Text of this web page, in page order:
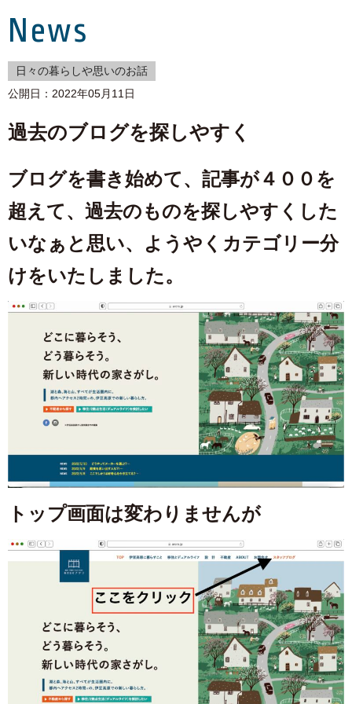
News
日々の暮らしや思いのお話
公開日：2022年05月11日
過去のブログを探しやすく
ブログを書き始めて、記事が４００を
超えて、過去のものを探しやすくした
いなぁと思い、ようやくカテゴリー分
けをいたしました。
トップ画面は変わりませんが